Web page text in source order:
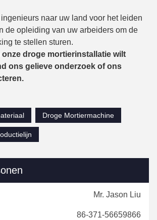
naar uw land voor het leiden
de opleiding van uw arbeiders om de
te stellen sturen.
onze droge mortierinstallatie wilt
ons gelieve onderzoek of ons
Droge Mortiermachine
Mr. Jason Liu
86-371-56659866